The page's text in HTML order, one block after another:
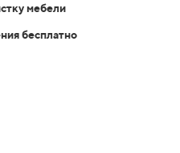
мебели
бесплатно